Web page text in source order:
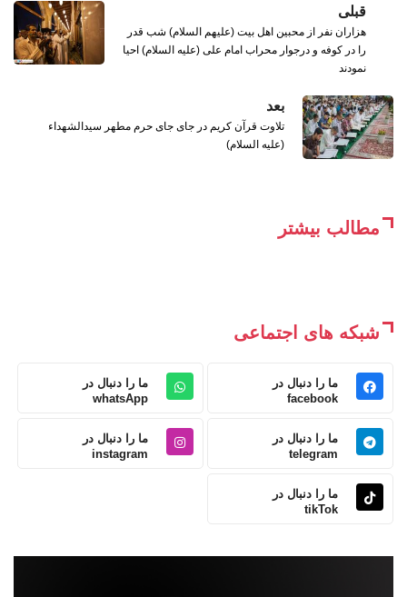
قبلی
هزاران نفر از محبین اهل بیت (علیهم السلام) شب قدر
را در کوفه و درجوار محراب امام علی (علیه السلام) احیا
نمودند
بعد
تلاوت قرآن کریم در جای جای حرم مطهر سیدالشهداء
(علیه السلام)
مطالب بیشتر
شبکه های اجتماعی
ما را دنبال در
facebook
ما را دنبال در
whatsApp
ما را دنبال در
telegram
ما را دنبال در
instagram
ما را دنبال در
tikTok